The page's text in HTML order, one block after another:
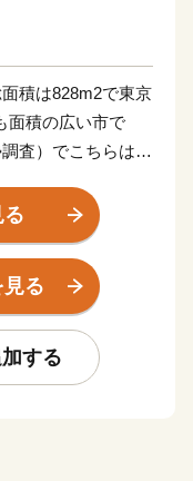
積は828m2で東京
面積の広い市で
査）でこちらは東
をはじめとする豊
山町並み保存地
源があり多くの観
活用するなど、こ
経済を循環させる
る
する